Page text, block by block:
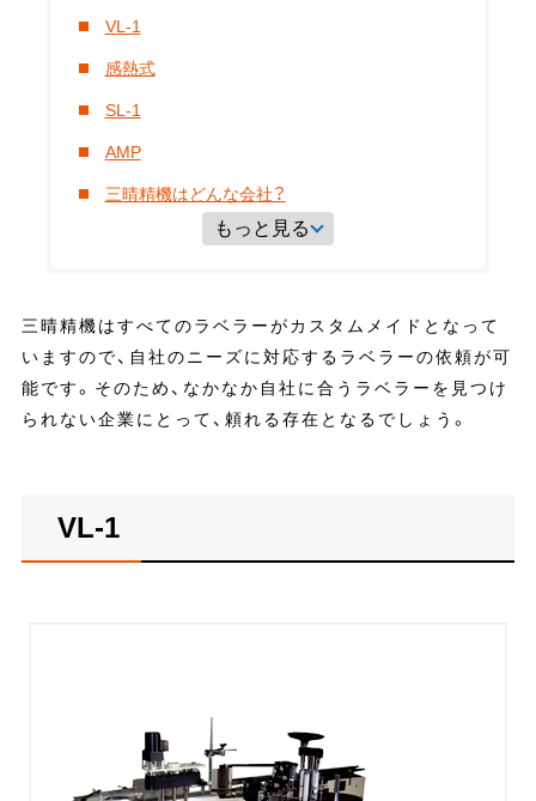
VL-1
感熱式
SL-1
AMP
三晴精機はどんな会社？
もっと見る
三晴精機はすべてのラベラーがカスタムメイドとなって
いますので、自社のニーズに対応するラベラーの依頼が可
能です。そのため、なかなか自社に合うラベラーを見つけ
られない企業にとって、頼れる存在となるでしょう。
VL-1